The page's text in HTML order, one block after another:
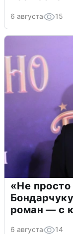
6 августа 15
«Не
роман — с
6 августа 14